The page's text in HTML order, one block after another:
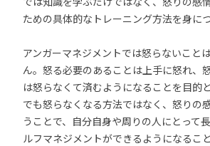
ための具体的なトレーニング方法を身につ
アンガーマネジメントでは怒らないこと
ん。怒る必要のあることは上手に怒れ、
は怒らなくて済むようになることを目的
でも怒らなくなる方法ではなく、怒りの
うことで、自分自身や周りの人にとって
ルフマネジメントができるようになるこ